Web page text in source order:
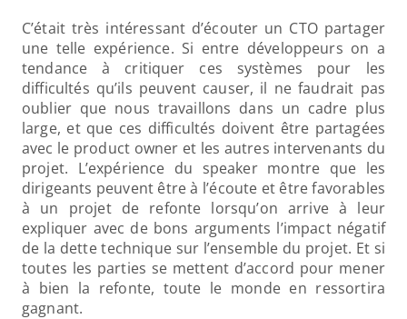
C’était très intéressant d’écouter un CTO partager
une telle expérience. Si entre développeurs on a
tendance à critiquer ces systèmes pour les
difficultés qu’ils peuvent causer, il ne faudrait pas
oublier que nous travaillons dans un cadre plus
large, et que ces difficultés doivent être partagées
avec le product owner et les autres intervenants du
projet. L’expérience du speaker montre que les
dirigeants peuvent être à l’écoute et être favorables
à un projet de refonte lorsqu’on arrive à leur
expliquer avec de bons arguments l’impact négatif
de la dette technique sur l’ensemble du projet. Et si
toutes les parties se mettent d’accord pour mener
à bien la refonte, toute le monde en ressortira
gagnant.